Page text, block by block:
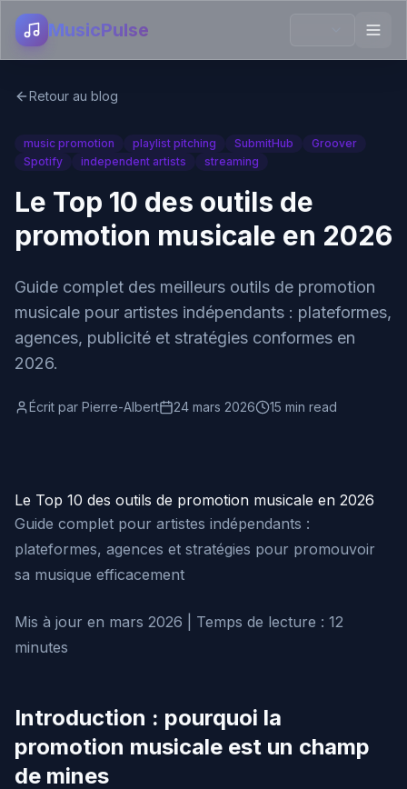
MusicPulse
Retour au blog
music promotion playlist pitching SubmitHub
Groover
Spotify
independent artists streaming
Le Top 10 des outils de
promotion musicale en 2026
Guide complet des meilleurs outils de promotion
musicale pour artistes indépendants : plateformes,
agences, publicité et stratégies conformes en
2026.
Écrit par Pierre-Albert 24 mars 2026 15 min read
Le Top 10 des outils de promotion musicale en 2026
Guide complet pour artistes indépendants :
plateformes, agences et stratégies pour promouvoir
sa musique efficacement
Mis à jour en mars 2026 | Temps de lecture : 12
minutes
Introduction : pourquoi la
promotion musicale est un champ
de mines